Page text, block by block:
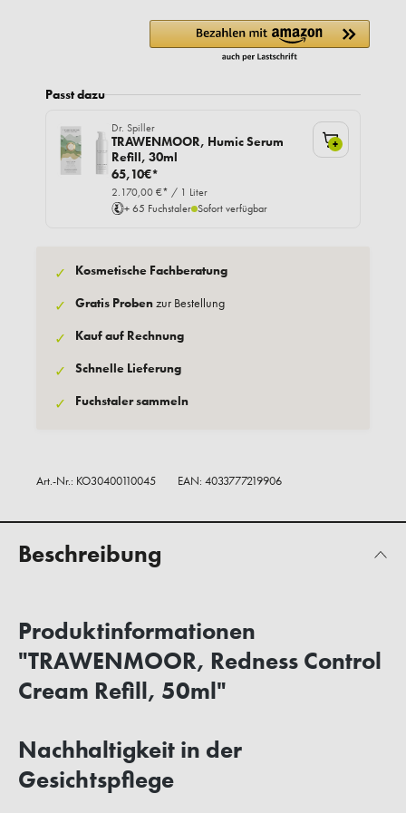
Passt dazu
Dr. Spiller
TRAWENMOOR, Humic Serum
Refill, 30ml
65,10€*
2.170,00 €* / 1 Liter
+ 65 Fuchstaler Sofort verfügbar
+
✓ Kosmetische Fachberatung
✓ Gratis Probenzur Bestellung
✓ Kauf auf Rechnung
✓ Schnelle Lieferung
✓ Fuchstaler sammeln
Art.-Nr.: KO30400110045 EAN: 4033777219906
Beschreibung
Produktinformationen
"TRAWENMOOR, Redness Control
Cream Refill, 50ml"
Nachhaltigkeit in der
Gesichtspflege